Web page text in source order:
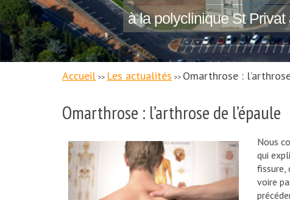
à la polyclinique St
Accueil >> Les actualités >> Omarthrose :
Omarthrose : l’arthrose de l’épaule
Nous
qui
fissure,
voire